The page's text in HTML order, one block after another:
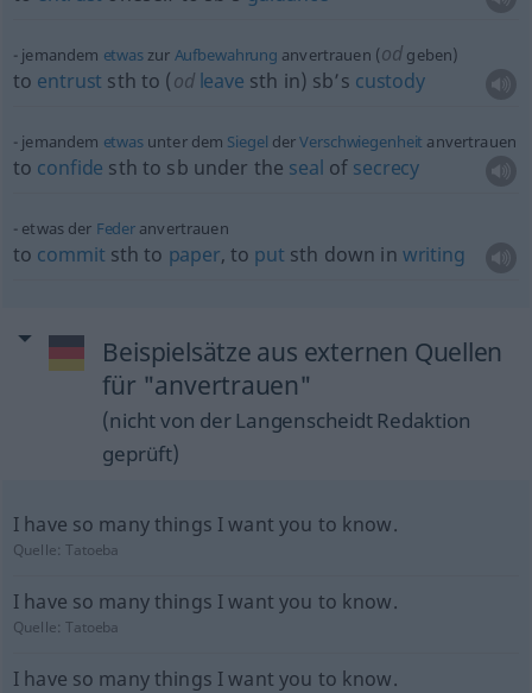
jemandem etwaszur Aufbewahrung anvertrauen (od geben)
to entrust sth to (odleave sth in) sb’s custody
jemandem etwasunter dem Siegel derVerschwiegenheit anvertrauen
to confide sth to sb under the seal of secrecy
etwasder Feder anvertrauen
to commit sth to paper, to put sth down in writing
Beispielsätze aus externen Quellen
für "anvertrauen"
(nicht von der Langenscheidt Redaktion
geprüft)
I have so many things I want you to know.
Quelle:Tatoeba
I have so many things I want you to know.
Quelle:Tatoeba
I have so many things I want you to know.